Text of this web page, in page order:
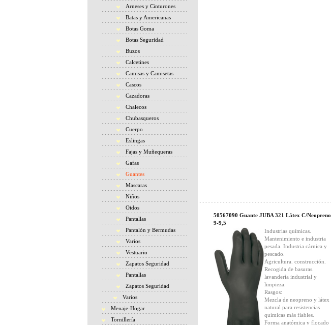
Arneses y Cinturones
Batas y Americanas
Botas Goma
Botas Seguridad
Buzos
Calcetines
Camisas y Camisetas
Cascos
Cazadoras
Chalecos
Chubasqueros
Cuerpo
Eslingas
Fajas y Muñequeras
Gafas
Guantes
Mascaras
Niños
Oidos
Pantallas
Pantalón y Bermudas
Varios
Vestuario
Zapatos Seguridad
Pantallas
Zapatos Seguridad
Varios
Menaje-Hogar
Tornillería
50567090 Guante JUBA 321 Látex C/Neopreno
9-9,5
Industrias químicas.
Mantenimiento e industria
pesada. Industria cárnica y
pescado.
Agricultura. construcción.
Recogida de basuras.
lavandería industrial y
limpieza.
Rasgos:
Mezcla de neopreno y látex
natural para resistencias
químicas más fiables.
Forma anatómica y flocado